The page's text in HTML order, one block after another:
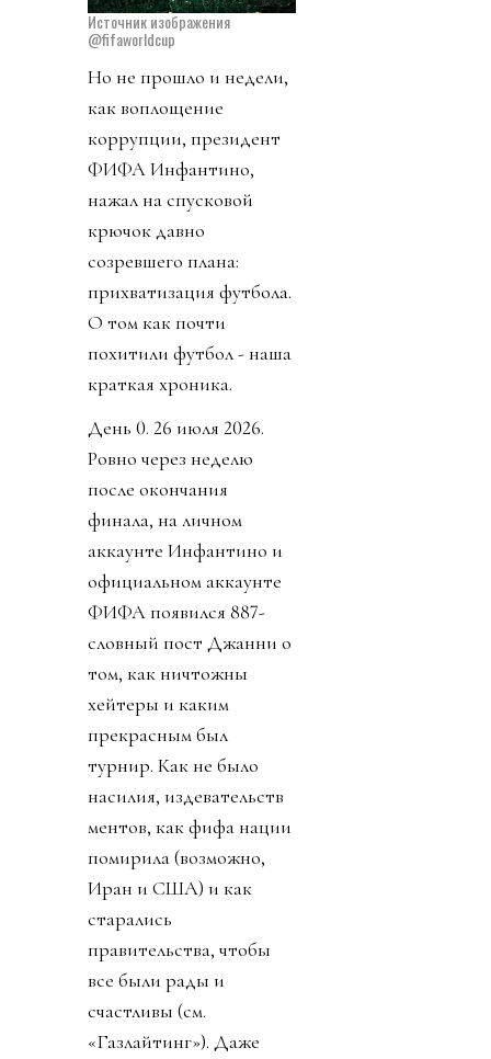
Источник изображения
@fifaworldcup
Но не прошло и недели,
как воплощение
коррупции, президент
ФИФА Инфантино,
нажал на спусковой
крючок давно
созревшего плана:
прихватизация футбола.
О том как почти
похитили футбол - наша
краткая хроника.
День 0. 26 июля 2026.
Ровно через неделю
после окончания
финала, на личном
аккаунте Инфантино и
официальном аккаунте
ФИФА появился 887-
словный пост Джанни о
том, как ничтожны
хейтеры и каким
прекрасным был
турнир. Как не было
насилия, издевательств
ментов, как фифа нации
помирила (возможно,
Иран и США) и как
старались
правительства, чтобы
все были рады и
счастливы (см.
«Газлайтинг»). Даже